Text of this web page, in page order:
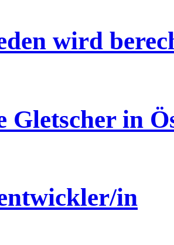
wird
Gletscher in
in